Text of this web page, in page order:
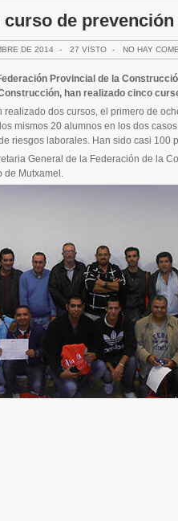
de
DE 2014 - 27 VISTO - NO HAY
Provincial de la
han realizado cinco
realizado dos cursos, el primero de
mismos 20 alumnos en los dos
riesgos laborales. Han sido casi 100
General de la Federación de la
Mutxamel.